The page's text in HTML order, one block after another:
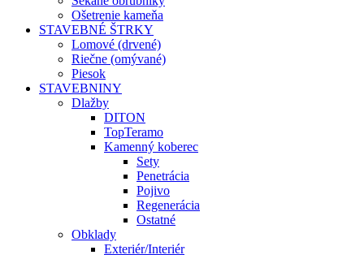
Ošetrenie kameňa
STAVEBNÉ ŠTRKY
Lomové (drvené)
Riečne (omývané)
Piesok
STAVEBNINY
Dlažby
DITON
TopTeramo
Kamenný koberec
Sety
Penetrácia
Pojivo
Regenerácia
Ostatné
Obklady
Exteriér/Interiér